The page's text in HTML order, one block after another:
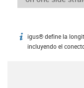
igus-icon-info
igus® define la
incluyendo el